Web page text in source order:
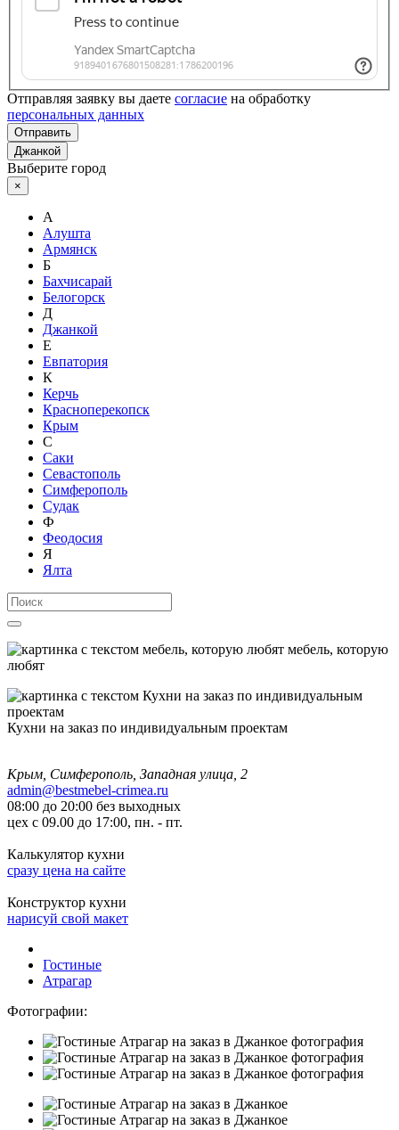
Отправляя заявку вы даете согласие на обработку
персональных данных
Отправить
Джанкой
Выберите город
×
А
Алушта
Армянск
Б
Бахчисарай
Белогорск
Д
Джанкой
Е
Евпатория
К
Керчь
Красноперекопск
Крым
С
Саки
Севастополь
Симферополь
Судак
Ф
Феодосия
Я
Ялта
мебель, которую
любят
Кухни на заказ по индивидуальным проектам
Крым, Симферополь, Западная улица, 2
admin@bestmebel-crimea.ru
08:00 до 20:00 без выходных
цех с 09.00 до 17:00, пн. - пт.
Калькулятор кухни
сразу цена на сайте
Конструктор кухни
нарисуй свой макет
Гостиные
Атрагар
Фотографии: